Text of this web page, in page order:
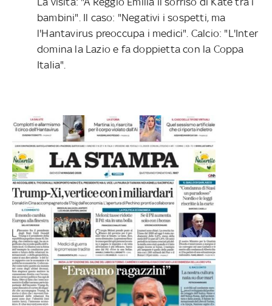
bambini". Il caso: "Negativi i sospetti, ma
l'Hantavirus preoccupa i medici". Calcio: "L'Inter
domina la Lazio e fa doppietta con la Coppa
Italia".